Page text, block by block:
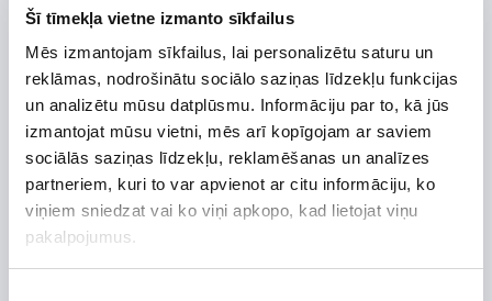
Šī tīmekļa vietne izmanto sīkfailus
Mēs izmantojam sīkfailus, lai personalizētu saturu un
reklāmas, nodrošinātu sociālo saziņas līdzekļu funkcijas
un analizētu mūsu datplūsmu. Informāciju par to, kā jūs
izmantojat mūsu vietni, mēs arī kopīgojam ar saviem
sociālās saziņas līdzekļu, reklamēšanas un analīzes
partneriem, kuri to var apvienot ar citu informāciju, ko
viņiem sniedzat vai ko viņi apkopo, kad lietojat viņu
pakalpojumus.
23,68 € *
29,60 € *Detalizētāku informāciju un cenu meklēt